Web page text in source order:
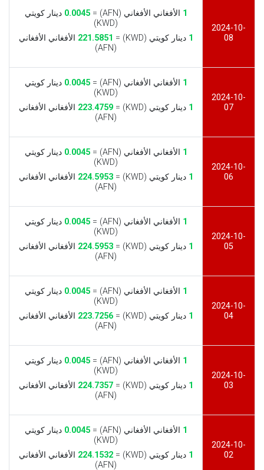
2024-10-
08
1 الأفغاني الأفغاني (AFN) = 0.0045 دينار كويتي
(KWD)
1 دينار كويتي (KWD) = 221.5851 الأفغاني الأفغاني
(AFN)
2024-10-
07
1 الأفغاني الأفغاني (AFN) = 0.0045 دينار كويتي
(KWD)
1 دينار كويتي (KWD) = 223.4759 الأفغاني الأفغاني
(AFN)
2024-10-
06
1 الأفغاني الأفغاني (AFN) = 0.0045 دينار كويتي
(KWD)
1 دينار كويتي (KWD) = 224.5953 الأفغاني الأفغاني
(AFN)
2024-10-
05
1 الأفغاني الأفغاني (AFN) = 0.0045 دينار كويتي
(KWD)
1 دينار كويتي (KWD) = 224.5953 الأفغاني الأفغاني
(AFN)
2024-10-
04
1 الأفغاني الأفغاني (AFN) = 0.0045 دينار كويتي
(KWD)
1 دينار كويتي (KWD) = 223.7256 الأفغاني الأفغاني
(AFN)
2024-10-
03
1 الأفغاني الأفغاني (AFN) = 0.0045 دينار كويتي
(KWD)
1 دينار كويتي (KWD) = 224.7357 الأفغاني الأفغاني
(AFN)
2024-10-
02
1 الأفغاني الأفغاني (AFN) = 0.0045 دينار كويتي
(KWD)
1 دينار كويتي (KWD) = 224.1532 الأفغاني الأفغاني
(AFN)